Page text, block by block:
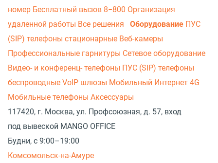
номер Бесплатный вызов 8−800 Организация
удаленной работы Все решения Оборудование ПУС
(SIP) телефоны стационарные Веб-камеры
Профессиональные гарнитуры Сетевое оборудование
Видео- и конференц- телефоны ПУС (SIP) телефоны
беспроводные VoIP шлюзы Мобильный Интернет 4G
Мобильные телефоны Аксессуары
117420, г. Москва, ул. Профсоюзная, д. 57, вход
под вывеской MANGO OFFICE
Будни, с 9:00–19:00
Комсомольск-на-Амуре